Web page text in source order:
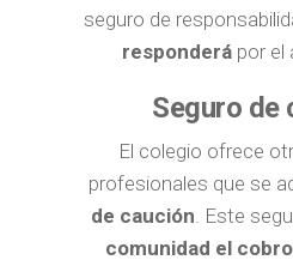
seguro de
responderá por el
Seguro de
El colegio ofrece
profesionales que se
de caución . Este
comunidad el